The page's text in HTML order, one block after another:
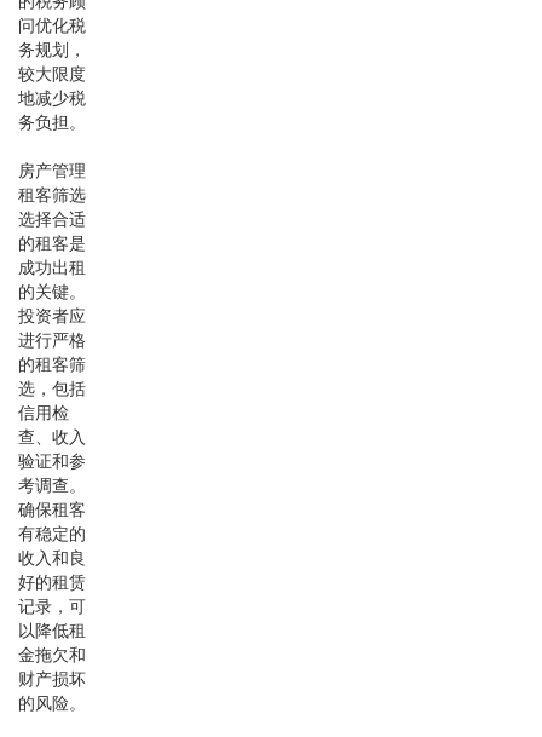
问优化税
务规划，
较大限度
地减少税
务负担。
房产管理
租客筛选
选择合适
的租客是
成功出租
的关键。
投资者应
进行严格
的租客筛
选，包括
信用检
查、收入
验证和参
考调查。
确保租客
有稳定的
收入和良
好的租赁
记录，可
以降低租
金拖欠和
财产损坏
的风险。